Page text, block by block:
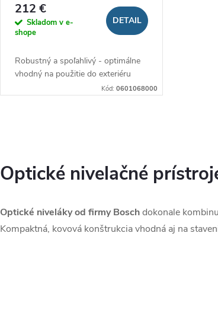
212 €
Skladom v e-
shope
DETAIL
Robustný a spoľahlivý - optimálne
vhodný na použitie do exteriéru
Kód:0601068000
v
l
á
d
Optické nivelačné
Optické niveláky od firmy Boschdokonale
Kompaktná, kovová konštrukcia vhodná aj na